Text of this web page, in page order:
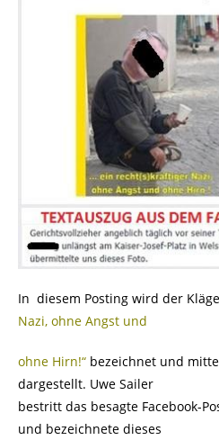
In diesem Posting wird der
Nazi, ohne Angst und
ohne Hirn!“ bezeichnet und
dargestellt. Uwe Sailer
bestritt das besagte Facebook-
und bezeichnete dieses